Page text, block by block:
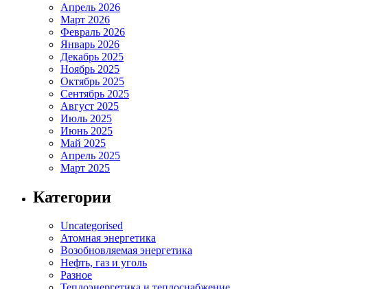
Апрель 2026
Март 2026
Февраль 2026
Январь 2026
Декабрь 2025
Ноябрь 2025
Октябрь 2025
Сентябрь 2025
Август 2025
Июль 2025
Июнь 2025
Май 2025
Апрель 2025
Март 2025
Категории
Uncategorised
Атомная энергетика
Возобновляемая энергетика
Нефть, газ и уголь
Разное